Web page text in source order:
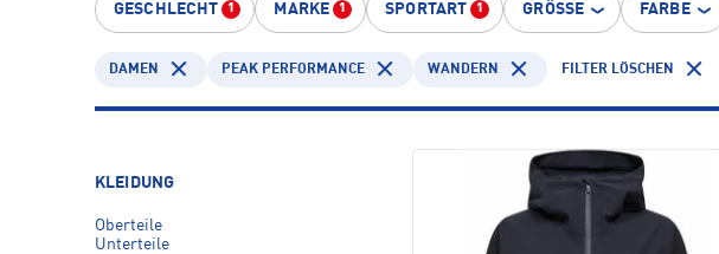
GESCHLECHT 1 MARKE 1 SPORTART 1 GRÖSSE FARBE
DAMEN PEAK PERFORMANCE WANDERN FILTER LÖSCHEN
KLEIDUNG
Oberteile
Unterteile